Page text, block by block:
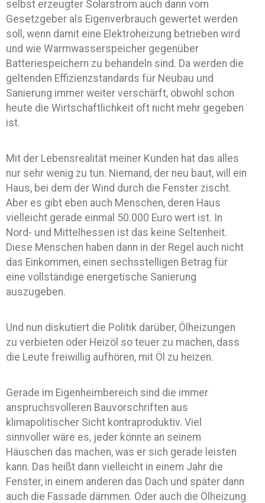
selbst erzeugter Solarstrom auch dann vom
Gesetzgeber als Eigenverbrauch gewertet werden
soll, wenn damit eine Elektroheizung betrieben wird
und wie Warmwasserspeicher gegenüber
Batteriespeichern zu behandeln sind. Da werden die
geltenden Effizienzstandards für Neubau und
Sanierung immer weiter verschärft, obwohl schon
heute die Wirtschaftlichkeit oft nicht mehr gegeben
ist.
Mit der Lebensrealität meiner Kunden hat das alles
nur sehr wenig zu tun. Niemand, der neu baut, will ein
Haus, bei dem der Wind durch die Fenster zischt.
Aber es gibt eben auch Menschen, deren Haus
vielleicht gerade einmal 50.000 Euro wert ist. In
Nord- und Mittelhessen ist das keine Seltenheit.
Diese Menschen haben dann in der Regel auch nicht
das Einkommen, einen sechsstelligen Betrag für
eine vollständige energetische Sanierung
auszugeben.
Und nun diskutiert die Politik darüber, Ölheizungen
zu verbieten oder Heizöl so teuer zu machen, dass
die Leute freiwillig aufhören, mit Öl zu heizen.
Gerade im Eigenheimbereich sind die immer
anspruchsvolleren Bauvorschriften aus
klimapolitischer Sicht kontraproduktiv. Viel
sinnvoller wäre es, jeder könnte an seinem
Häuschen das machen, was er sich gerade leisten
kann. Das heißt dann vielleicht in einem Jahr die
Fenster, in einem anderen das Dach und später dann
auch die Fassade dämmen. Oder auch die Ölheizung